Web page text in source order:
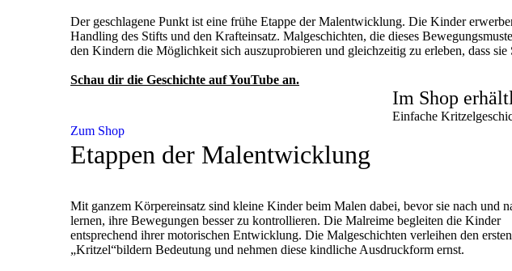
Der geschlagene Punkt ist eine frühe Etappe der Malentwicklung. Die Kinder
Handling des Stifts und den Krafteinsatz. Malgeschichten, die dieses
den Kindern die Möglichkeit sich auszuprobieren und gleichzeitig zu erleben, dass sie
Schau dir die Geschichte auf YouTube an.
Im Shop
Einfache
Zum Shop
Etappen der Malentwicklung
Mit ganzem Körpereinsatz sind kleine Kinder beim Malen dabei, bevor sie nach und
lernen, ihre Bewegungen besser zu kontrollieren. Die Malreime begleiten die Kinder
entsprechend ihrer motorischen Entwicklung. Die Malgeschichten verleihen den ersten
„Kritzel“bildern Bedeutung und nehmen diese kindliche Ausdruckform ernst.